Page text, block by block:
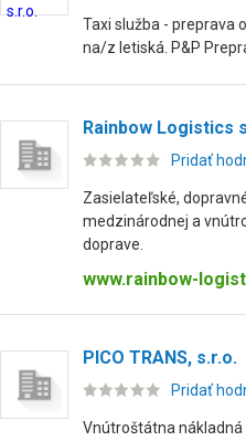
Taxi služba - preprava
na/z letiská. P&P
Rainbow Logistics
Pridať
Zasielateľské,
medzinárodnej a
doprave.
www.rainbow-
PICO TRANS, s.r.o.
Pridať
Vnútroštátna